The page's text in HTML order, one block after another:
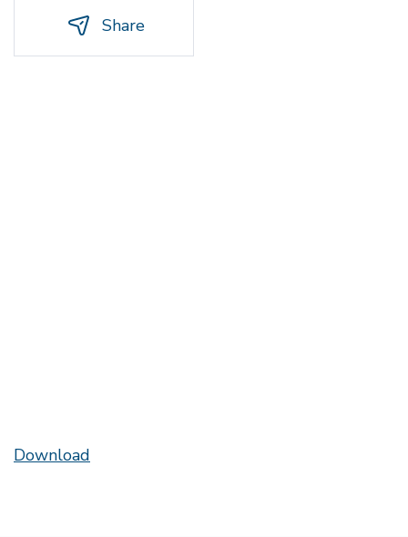
Share
Download